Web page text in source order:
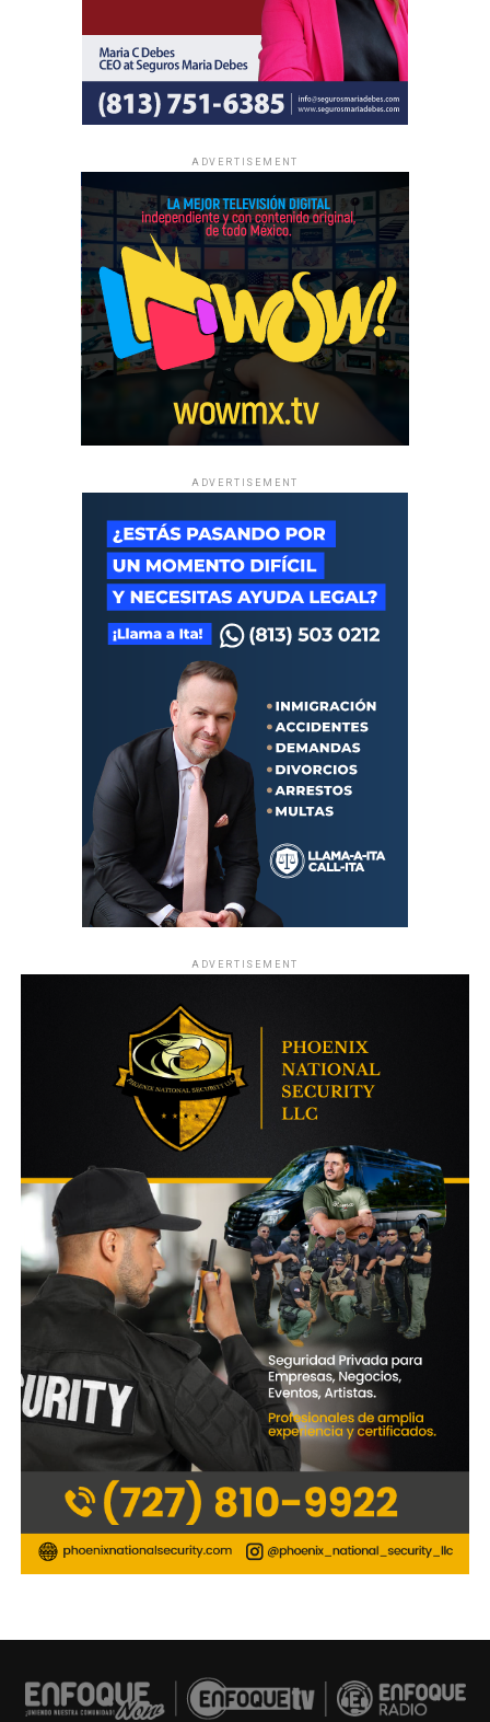
La información oficial sobre fechas, lugares y el programa
completo de las Asambleas Regionales e Internacionales
está disponible en JW.ORG.
ADVERTISEMENT
ADVERTISEMENT
ADVERTISEMENT